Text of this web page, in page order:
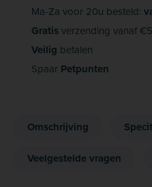
Ma-Za voor 20u besteld:
Gratisverzending vanaf
Veilig betalen
Spaar Petpunten
Omschrijving
Veelgestelde vragen